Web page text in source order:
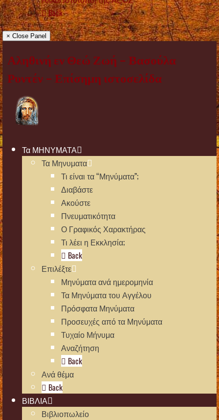
Back
× Close Panel
Αληθινή εν Θεώ Ζωή – Βασούλα
Ρυντέν – Επίσημη ιστοσελίδα
Τα ΜΗΝΥΜΑΤΑ
Τα Μηνυματα
Τι είναι τα “Μηνύματα”;
Διαβάστε
Ακούστε
Πνευματικότητα
Ο Γραφικός Χαρακτήρας
Τι λέει η Εκκλησία;
Back
Επιλέξτε
Μηνύματα ανά ημερομηνία
Τα Μηνύματα του Αγγέλου
Πρόσφατα Μηνύματα
Προσευχές από τα Μηνύματα
Τυχαίο Μήνυμα
Αναζήτηση
Back
Ανά θέμα
Back
ΒΙΒΛΙΑ
Βιβλιοπωλείο